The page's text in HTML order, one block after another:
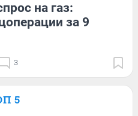
на газ:
за 9
3
5